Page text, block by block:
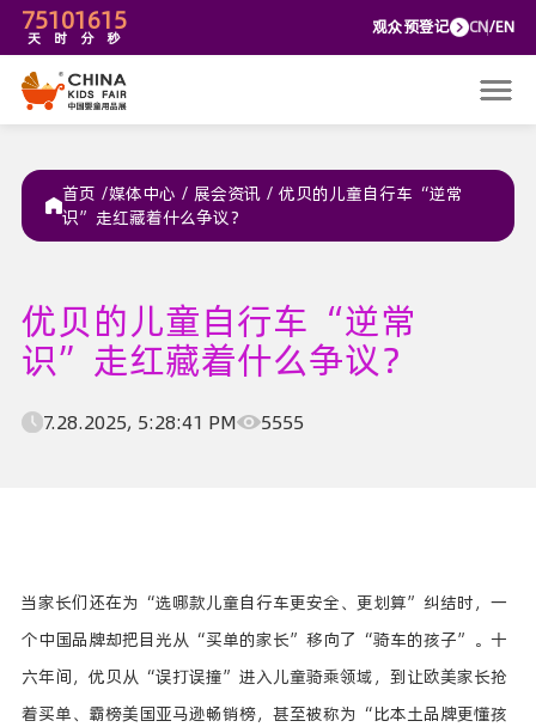
75
天
10
时
16
分
15 观众预
首页 /媒体中心 / 展会资讯 / 优贝的儿童自行车“逆常
识”走红藏着什么争议？
优贝的儿童自行车“逆常
识”走红藏着什么争议？
7.28.2025, 5:28:41 PM 5555
当家长们还在为“选哪款儿童自行车更安全、更划算”纠结时，一
个中国品牌却把目光从“买单的家长”移向了“骑车的孩子”。十
六年间，优贝从“误打误撞”进入儿童骑乘领域，到让欧美家长抢
着买单、霸榜美国亚马逊畅销榜，甚至被称为“比本土品牌更懂孩